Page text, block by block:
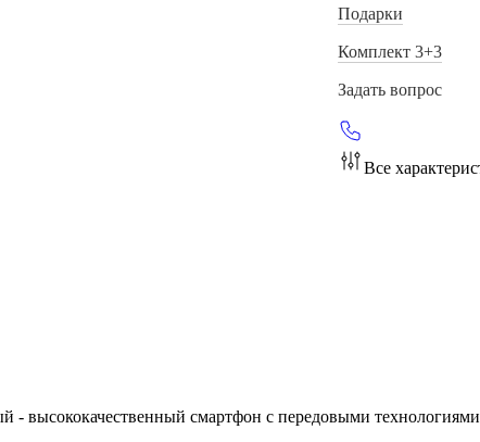
Подарки
Комплект 3+3
Задать вопрос
Все
- высококачественный смартфон с передовыми